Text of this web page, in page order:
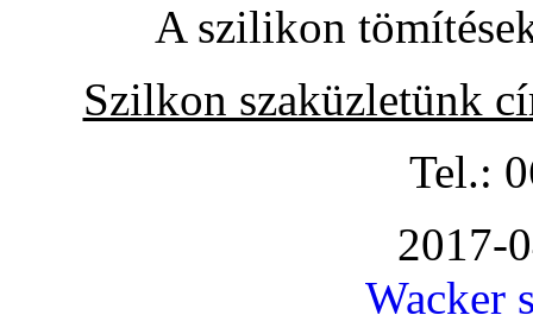
A szilikon
Szilkon szaküzletünk
Tel.:
2017-
Wacker